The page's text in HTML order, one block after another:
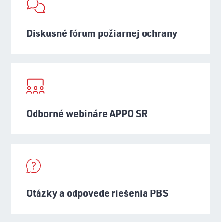
Diskusné fórum požiarnej ochrany
Odborné webináre APPO SR
Otázky a odpovede riešenia PBS